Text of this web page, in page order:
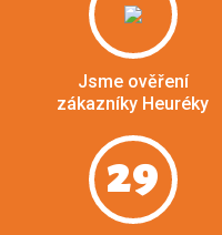
Jsme ověření
zákazníky Heuréky
29